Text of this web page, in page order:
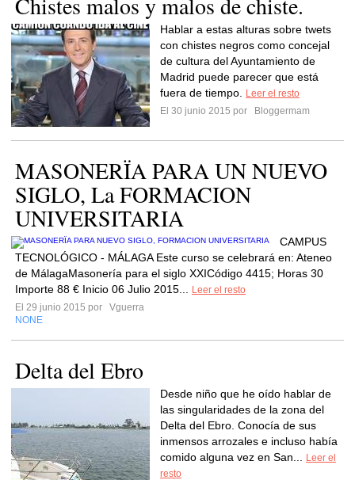
Hablar a estas alturas sobre twets
con chistes negros como concejal
de cultura del Ayuntamiento de
Madrid puede parecer que está
fuera de tiempo.
Leer el resto
El 30 junio 2015 por
Bloggermam
MASONERÏA PARA UN NUEVO
SIGLO, La FORMACION
UNIVERSITARIA
CAMPUS
TECNOLÓGICO - MÁLAGA Este curso se celebrará en: Ateneo
de MálagaMasonería para el siglo XXICódigo 4415; Horas 30
Importe 88 € Inicio 06 Julio 2015...
Leer el resto
El 29 junio 2015 por
Vguerra
NONE
Delta del Ebro
Desde niño que he oído hablar de
las singularidades de la zona del
Delta del Ebro. Conocía de sus
inmensos arrozales e incluso había
comido alguna vez en San...
Leer el
resto